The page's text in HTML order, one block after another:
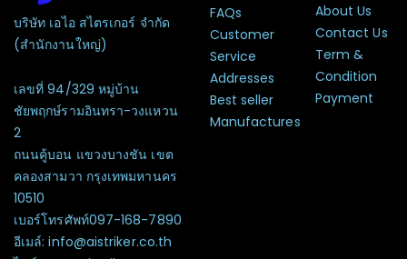
บริษัท เอไอ สไตรเกอร์ จำกัด
(สำนักงานใหญ่)
เลขที่ 94/329 หมู่บ้าน
ชัยพฤกษ์รามอินทรา-วงแหวน
2
ถนนคู้บอน แขวงบางชัน เขต
คลองสามวา กรุงเทพมหานคร
10510
เบอร์โทรศัพท์097-168-7890
อีเมล์: info@aistriker.co.th
FAQs
Customer
Service
Addresses
Best seller
Manufactures
About Us
Contact Us
Term &
Condition
Payment